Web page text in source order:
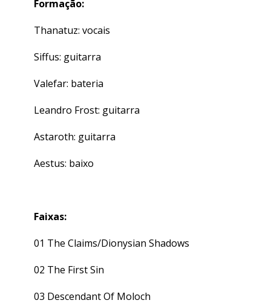
Formação:
Thanatuz: vocais
Siffus: guitarra
Valefar: bateria
Leandro Frost: guitarra
Astaroth: guitarra
Aestus: baixo
Faixas:
01 The Claims/Dionysian Shadows
02 The First Sin
03 Descendant Of Moloch